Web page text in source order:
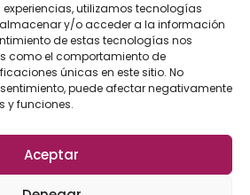
experiencias, utilizamos tecnologías
y/o acceder a la información
de estas tecnologías nos
como el comportamiento de
únicas en este sitio. No
puede afectar negativamente
y funciones.
Aceptar
LA ISLA
Actividades
Blog
Con niños
Press kit
Aviso legal·Privacidad·Cookies·
Configurar cookies